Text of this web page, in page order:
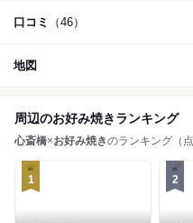
口コミ （46）
地図
周辺のお好み焼きランキング
心斎橋×お好み焼きのランキング（
1 2